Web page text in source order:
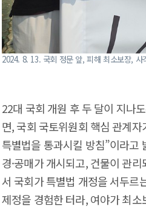
2024. 8. 13. 국회 정문 앞, 피해 최소보장,
22대 국회 개원 후 두 달이 지나
면, 국회 국토위원회 핵심 관계
특별법을 통과시킬 방침”이라고
경·공매가 개시되고, 건물이 관
서 국회가 특별법 개정을 서두르
제정을 경험한 터라, 여야가 최